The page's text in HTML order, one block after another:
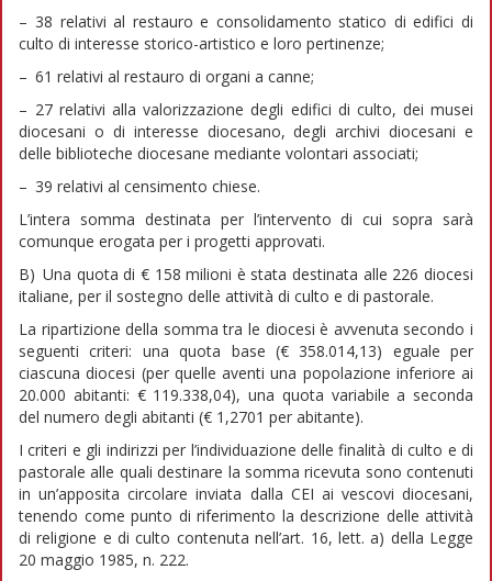
– 38 relativi al restauro e consolidamento statico di edifici di
culto di interesse storico-artistico e loro pertinenze;
– 61 relativi al restauro di organi a canne;
– 27 relativi alla valorizzazione degli edifici di culto, dei musei
diocesani o di interesse diocesano, degli archivi diocesani e
delle biblioteche diocesane mediante volontari associati;
– 39 relativi al censimento chiese.
L’intera somma destinata per l’intervento di cui sopra sarà
comunque erogata per i progetti approvati.
B) Una quota di € 158 milioni è stata destinata alle 226 diocesi
italiane, per il sostegno delle attività di culto e di pastorale.
La ripartizione della somma tra le diocesi è avvenuta secondo i
seguenti criteri: una quota base (€ 358.014,13) eguale per
ciascuna diocesi (per quelle aventi una popolazione inferiore ai
20.000 abitanti: € 119.338,04), una quota variabile a seconda
del numero degli abitanti (€ 1,2701 per abitante).
I criteri e gli indirizzi per l’individuazione delle finalità di culto e di
pastorale alle quali destinare la somma ricevuta sono contenuti
in un’apposita circolare inviata dalla CEI ai vescovi diocesani,
tenendo come punto di riferimento la descrizione delle attività
di religione e di culto contenuta nell’art. 16, lett. a) della Legge
20 maggio 1985, n. 222.